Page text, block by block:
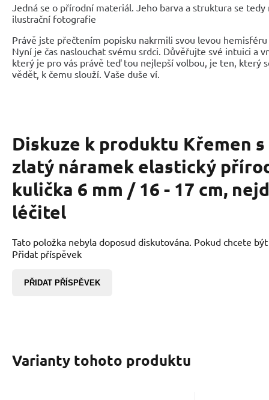
Jedná se o přírodní materiál. Jeho barva a struktura se
ilustrační fotografie
Právě jste přečtením popisku nakrmili svou levou
Nyní je čas naslouchat svému srdci. Důvěřujte své intuici a
který je pro vás právě teď tou nejlepší volbou, je ten, který
vědět, k čemu slouží. Vaše duše ví.
Diskuze k produktu Křemen
zlatý náramek elastický
kulička 6 mm / 16 - 17 cm,
léčitel
Tato položka nebyla doposud diskutována. Pokud chcete
Přidat příspěvek
PŘIDAT PŘÍSPĚVEK
Varianty tohoto produktu